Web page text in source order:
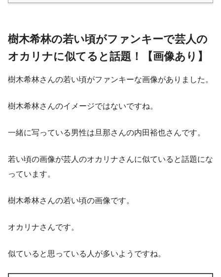
樹木希林の若い頃がファンキーで芸人の
オカリナに似てると話題！【画像あり】
樹木希林さんの若い頃がファンキーな画像がありました。
樹木希林さんのイメージではないですね。
一緒に写っている男性は旦那さんの内田裕也さんです。
若い頃の画像が芸人のオカリナさんに似ていると話題にな
っています。
樹木希林さんの若い頃の画像です。
オカリナさんです。
似ていると思っている人が多いようですね。